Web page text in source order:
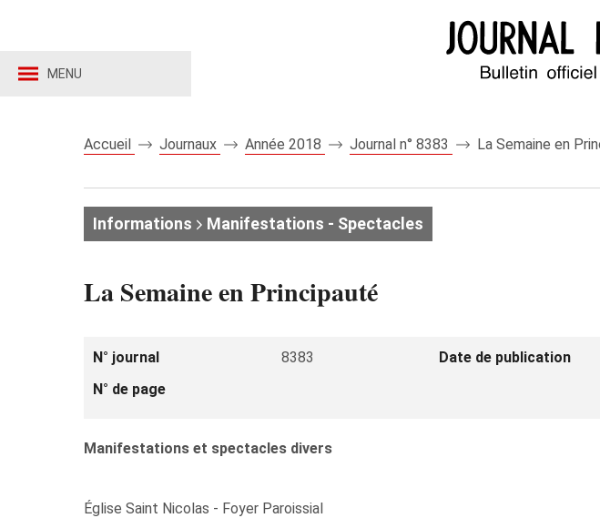
MENU
Accueil Journaux Année 2018 Journal n° 8383 La Semaine en
Informations Manifestations - Spectacles
La Semaine en Principauté
N° journal 8383 Date de publication
N° de page
Manifestations et spectacles divers
Église Saint Nicolas - Foyer Paroissial